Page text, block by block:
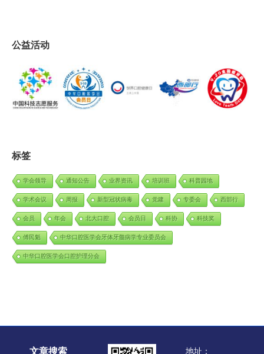
公益活动
标签
学会领导 通知公告 业界资讯 培训班 科普园地
学术会议 周报 新型冠状病毒 党建 专委会 西部行
会员 年会 北大口腔 会员日 科协 科技奖
傅民魁 中华口腔医学会牙体牙髓病学专业委员会
中华口腔医学会口腔护理分会
文章搜索 地址：